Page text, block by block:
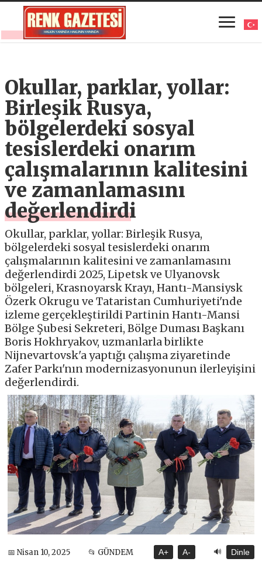
Okullar, parklar, yollar:
Birleşik Rusya,
bölgelerdeki sosyal
tesislerdeki onarım
çalışmalarının kalitesini
ve zamanlamasını
değerlendirdi
Okullar, parklar, yollar: Birleşik Rusya,
bölgelerdeki sosyal tesislerdeki onarım
çalışmalarının kalitesini ve zamanlamasını
değerlendirdi 2025, Lipetsk ve Ulyanovsk
bölgeleri, Krasnoyarsk Krayı, Hantı-Mansiysk
Özerk Okrugu ve Tataristan Cumhuriyeti'nde
izleme gerçekleştirildi Partinin Hantı-Mansi
Bölge Şubesi Sekreteri, Bölge Duması Başkanı
Boris Hokhryakov, uzmanlarla birlikte
Nijnevartovsk'a yaptığı çalışma ziyaretinde
Zafer Parkı'nın modernizasyonunun ilerleyişini
değerlendirdi.
📅 Nisan 10, 2025 📂 GÜNDEM A+ A- 🔊 Dinle